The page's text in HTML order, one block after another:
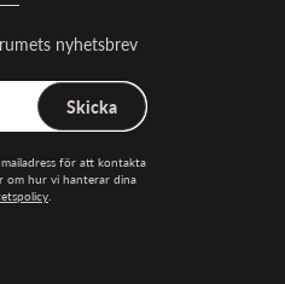
nyhetsbrev
Skicka
för att kontakta
om hur vi hanterar dina
.